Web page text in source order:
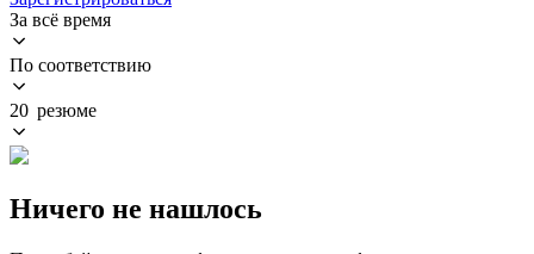
За всё время
По соответствию
20 резюме
Ничего не нашлось